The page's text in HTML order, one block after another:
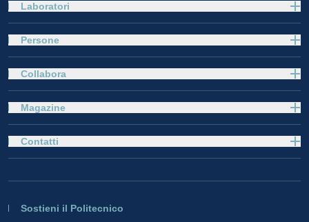
Laboratori
Persone
Collabora
Magazine
Sostieni il Politecnico
Contatti